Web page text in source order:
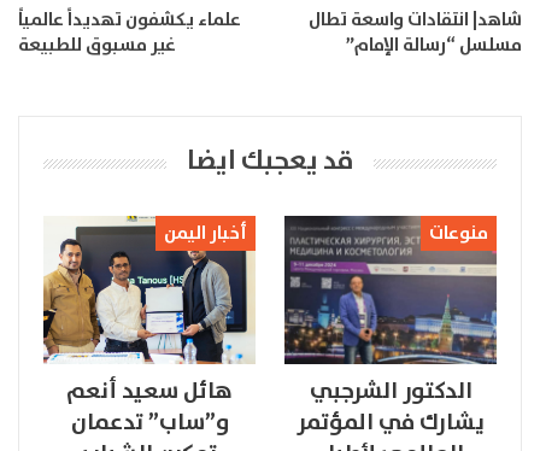
شاهد| انتقادات واسعة تطال
مسلسل “رسالة الإمام”
علماء يكشفون تهديداً عالمياً
غير مسبوق للطبيعة
قد يعجبك ايضا
منوعات
الدكتور الشرجبي
يشارك في المؤتمر
أخبار اليمن
هائل سعيد أنعم
و”ساب” تدعمان